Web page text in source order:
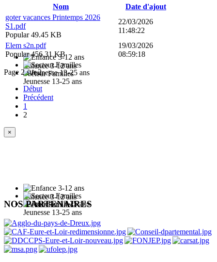
Enfance 3-12 ans
Enfance 3-12 ans
Secteur Familles
Secteur Familles
Jeunesse 13-25 ans
Jeunesse 13-25 ans
Nom
Date d'ajout
goter vacances Printemps 2026
S1.pdf
Popular 49.45 KB
22/03/2026
11:48:22
Elem s2n.pdf
Popular 456.31 KB
19/03/2026
08:59:18
Page 2 sur 2
Début
Précédent
1
2
×
NOS PARTENAIRES